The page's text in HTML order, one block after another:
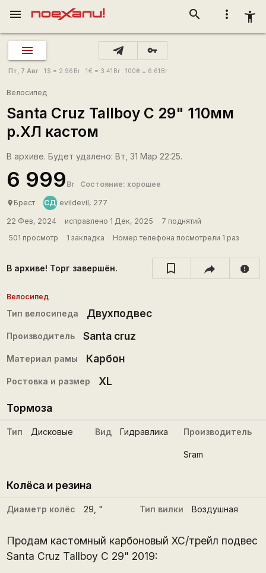
more_vert accessibility_new
search
menu
vpn_key
Пт, 7 Авг 1 $ = 2.96 Br 1€ = 3.41 Br 100₴ = 6.61 Br
Велосипед
Santa Cruz Tallboy C 29" 110мм
р.ХЛ кастом
В архиве. Будет удалено: Вт, 31 Мар 22:25.
6 999 Br Состояние: хорошее
place Брест СД evildevil, 277
22 Фев, 2024 исправлено 1 Дек, 2025
7 поднятий
501 просмотр
1 закладка Номер телефона посмотрели 1 раз
В архиве! Торг завершён. report
Велосипед
Тип велосипеда Двухподвес
Производитель Santa cruz
Материал рамы Карбон
Ростовка и размер XL
Тормоза
Тип Дисковые Вид Гидравлика Производитель
Sram
Колёса и резина
Диаметр колёс 29 , " Тип вилки Воздушная
Продам кастомный карбоновый ХС/трейл подвес
Santa Cruz Tallboy C 29" 2019: